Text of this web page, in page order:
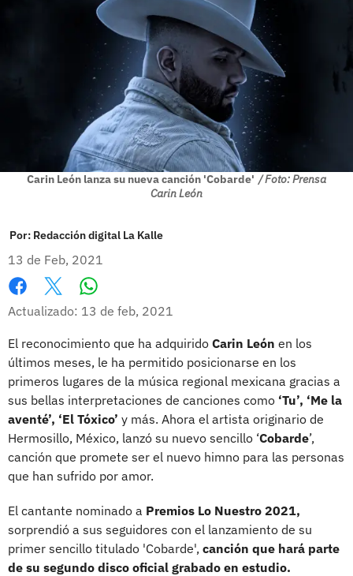
Carin León lanza su nueva canción 'Cobarde' / Foto: Prensa
Carin León
Por: Redacción digital La Kalle
13 de Feb, 2021
Facebook
X
Actualizado: 13 de feb, 2021
El reconocimiento que ha adquirido Carin León en los
últimos meses, le ha permitido posicionarse en los
primeros lugares de la música regional mexicana gracias a
sus bellas interpretaciones de canciones como ‘Tu’, ‘Me la
aventé’, ‘El Tóxico’ y más. Ahora el artista originario de
Hermosillo, México, lanzó su nuevo sencillo ‘Cobarde’,
canción que promete ser el nuevo himno para las personas
que han sufrido por amor.
El cantante nominado a Premios Lo Nuestro 2021,
sorprendió a sus seguidores con el lanzamiento de su
primer sencillo titulado 'Cobarde', canción que hará parte
de su segundo disco oficial grabado en estudio.